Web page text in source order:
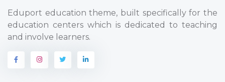
Eduport education theme, built specifically for the
education centers which is dedicated to teaching
and involve learners.